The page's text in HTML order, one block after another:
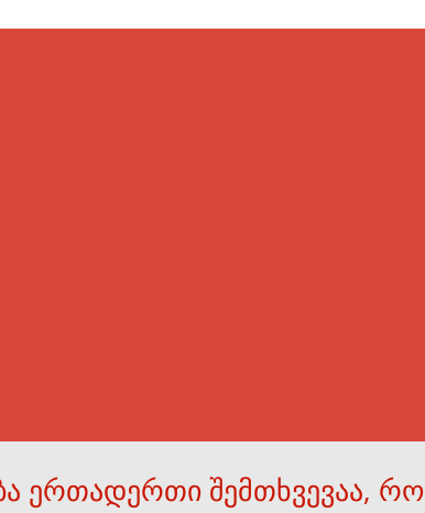
ერთადერთი შემთხვევაა,